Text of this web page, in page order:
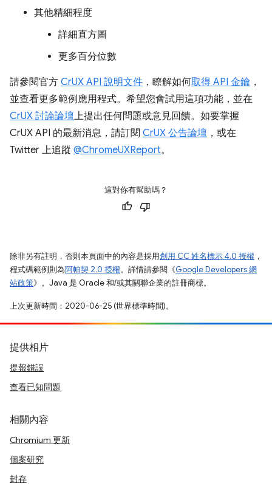
其他精細程度
詳細直方圖
更多百分位數
請參閱官方 CrUX API 說明文件 ，瞭解如何取得 API 金鑰 ，
並查看更多範例應用程式。希望您會試用這項功能，並在
CrUX 討論論壇上提出任何問題或意見回饋。如要掌握
CrUX API 的最新消息，請訂閱 CrUX 公告論壇 ，或在
Twitter 上追蹤 @ChromeUXReport。
這對你有幫助嗎？
除非另有註明，否則本頁面中的內容是採用創用 CC 姓名標示 4.0 授權 ，
程式碼範例則為阿帕契 2.0 授權。詳情請參閱《Google Developers 網
站政策》。Java 是 Oracle 和/或其關聯企業的註冊商標。
上次更新時間：2020-06-25 (世界標準時間)。
提供相片
提報錯誤
查看已知問題
相關內容
Chromium 更新
個案研究
封存